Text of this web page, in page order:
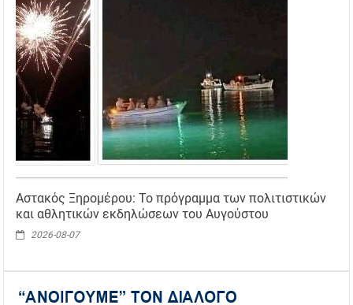
Αστακός Ξηρομέρου: Το πρόγραμμα των πολιτιστικών
και αθλητικών εκδηλώσεων του Αυγούστου
2026-08-07